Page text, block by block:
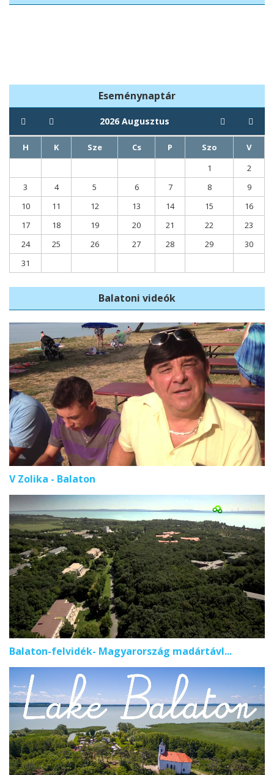
Eseménynaptár
2026 Augusztus
H K Sze Cs P Szo
V
1
2
3
4 5 6 7 8
9
10
11 12 13 14 15
16
17
18 19 20 21 22
23
24
25 26 27 28 29
30
31
Balatoni videók
V Zolika - Balaton
Balaton-felvidék- Magyarország madártávl...